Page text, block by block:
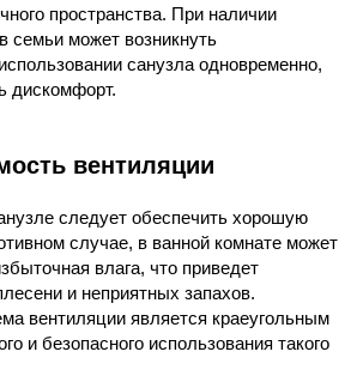
пространства. При наличии
семьи может возникнуть
санузла одновременно,
дискомфорт.
вентиляции
следует обеспечить хорошую
случае, в ванной комнате может
влага, что приведет
и неприятных запахов.
вентиляции является краеугольным
и безопасного использования такого